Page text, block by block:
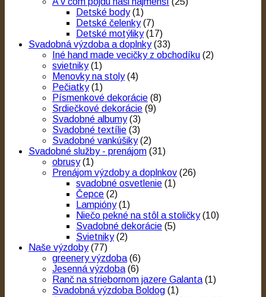
Detské body (1)
Detské čelenky (7)
Detské motýliky (17)
Svadobná výzdoba a doplnky (33)
Iné hand made vecičky z obchodíku (2)
svietniky (1)
Menovky na stoly (4)
Pečiatky (1)
Písmenkové dekorácie (8)
Srdiečkové dekorácie (9)
Svadobné albumy (3)
Svadobné textílie (3)
Svadobné vankúšiky (2)
Svadobné služby - prenájom (31)
obrusy (1)
Prenájom výzdoby a doplnkov (26)
svadobné osvetlenie (1)
Čepce (2)
Lampióny (1)
Niečo pekné na stôl a stoličky (10)
Svadobné dekorácie (5)
Svietniky (2)
Naše výzdoby (77)
greenery výzdoba (6)
Jesenná výzdoba (6)
Ranč na striebornom jazere Galanta (1)
Svadobná výzdoba Boldog (1)